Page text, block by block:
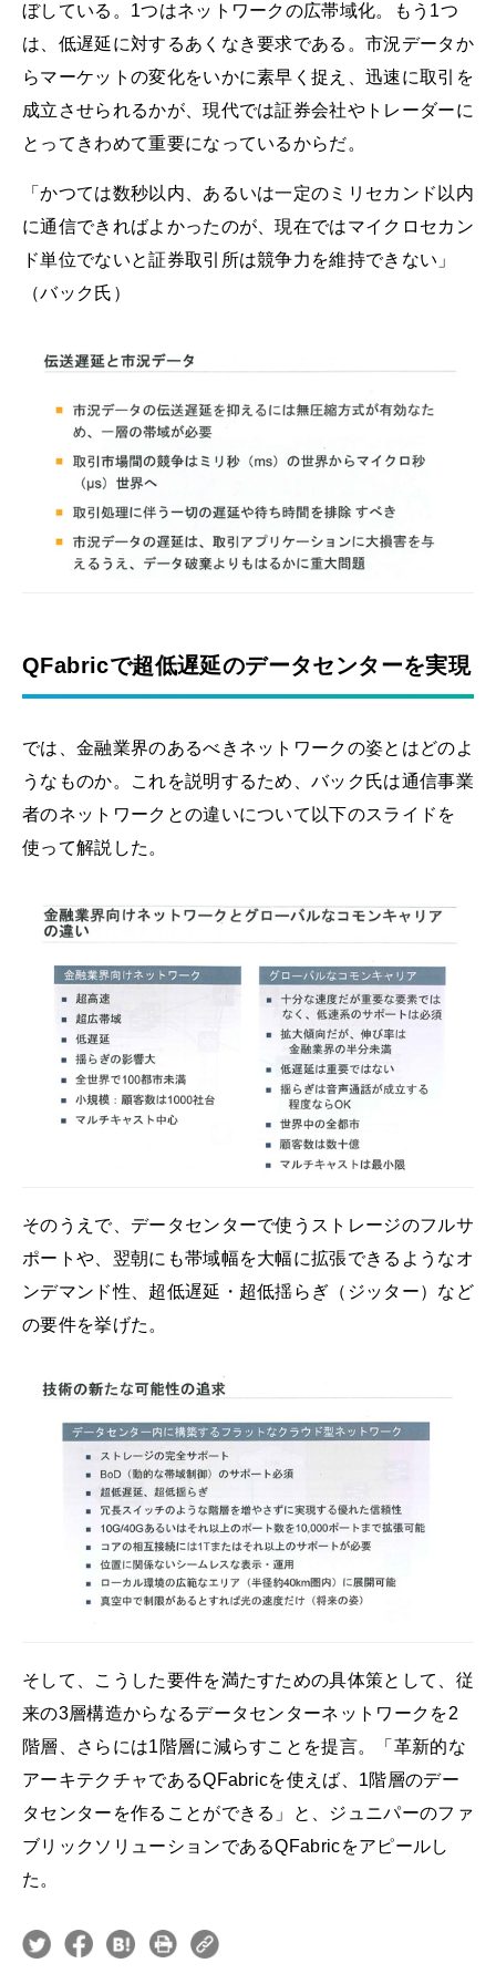
ぼしている。1つはネットワークの広帯域化。もう1つ
は、低遅延に対するあくなき要求である。市況データか
らマーケットの変化をいかに素早く捉え、迅速に取引を
成立させられるかが、現代では証券会社やトレーダーに
とってきわめて重要になっているからだ。
「かつては数秒以内、あるいは一定のミリセカンド以内
に通信できればよかったのが、現在ではマイクロセカン
ド単位でないと証券取引所は競争力を維持できない」
（バック氏）
QFabricで超低遅延のデータセンターを実現
では、金融業界のあるべきネットワークの姿とはどのよ
うなものか。これを説明するため、バック氏は通信事業
者のネットワークとの違いについて以下のスライドを
使って解説した。
そのうえで、データセンターで使うストレージのフルサ
ポートや、翌朝にも帯域幅を大幅に拡張できるようなオ
ンデマンド性、超低遅延・超低揺らぎ（ジッター）など
の要件を挙げた。
そして、こうした要件を満たすための具体策として、従
来の3層構造からなるデータセンターネットワークを2
階層、さらには1階層に減らすことを提言。「革新的な
アーキテクチャであるQFabricを使えば、1階層のデー
タセンターを作ることができる」と、ジュニパーのファ
ブリックソリューションであるQFabricをアピールし
た。